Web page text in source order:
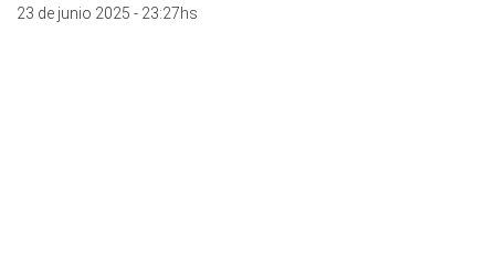
23 de junio 2025 - 23:27hs